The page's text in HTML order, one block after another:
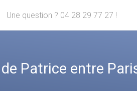
Une question ? 04 28 29 77 27 !
Patrice entre